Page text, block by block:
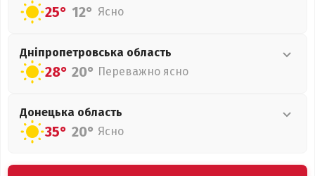
25° 12° Ясно
Дніпропетровська область
28° 20° Переважно ясно
Донецька область
35° 20° Ясно